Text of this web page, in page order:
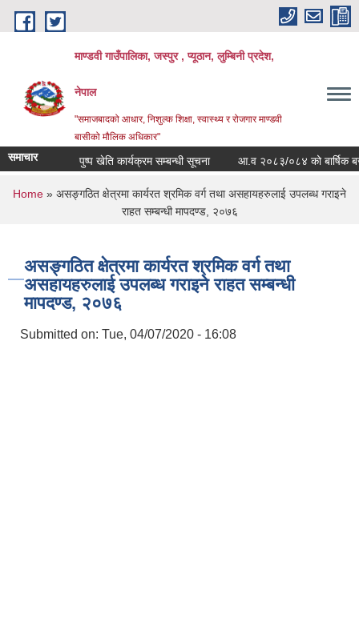
Skip to main content
माण्डवी गाउँपालिका, जस्पुर , प्यूठान, लुम्बिनी प्रदेश,
नेपाल
"समाजबादको आधार, निशुल्क शिक्षा, स्वास्थ्य र रोजगार माण्डवी
बासीको मौलिक अधिकार"
समाचार पुष्प खेति कार्यक्रम सम्बन्धी सूचना आ.व २०८३/०८४ को बार्षिक बजेट
You are here
Home » असङ्गठित क्षेत्रमा कार्यरत श्रमिक वर्ग तथा असहायहरुलाई उपलब्ध गराइने
राहत सम्बन्धी मापदण्ड, २०७६
असङ्गठित क्षेत्रमा कार्यरत श्रमिक वर्ग तथा
असहायहरुलाई उपलब्ध गराइने राहत सम्बन्धी
मापदण्ड, २०७६
Submitted on: Tue, 04/07/2020 - 16:08